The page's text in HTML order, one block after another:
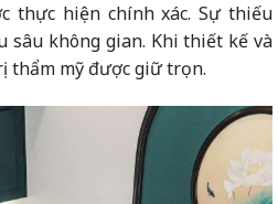
thực hiện chính xác. Sự thiếu
sâu không gian. Khi thiết kế và
thẩm mỹ được giữ trọn.